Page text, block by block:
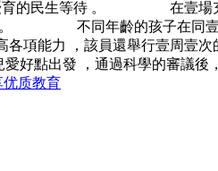
幼有優育的民生等待 。 在壹
。 不同年齡的孩子在同壹
項能力 ，該員還舉行壹周壹
點出發 ，通過科學的審議後
优质教育